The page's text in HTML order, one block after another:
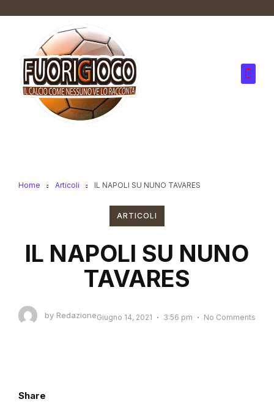
Home Articoli IL NAPOLI SU NUNO TAVARES
ARTICOLI
IL NAPOLI SU NUNO
TAVARES
by RedazioneGiugno 14, 2021 3:56 pm No Comments
Share